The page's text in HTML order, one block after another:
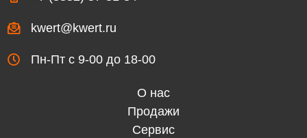
 kwert@kwert.ru
 Пн-Пт с 9-00 до 18-00
О нас
Продажи
Сервис